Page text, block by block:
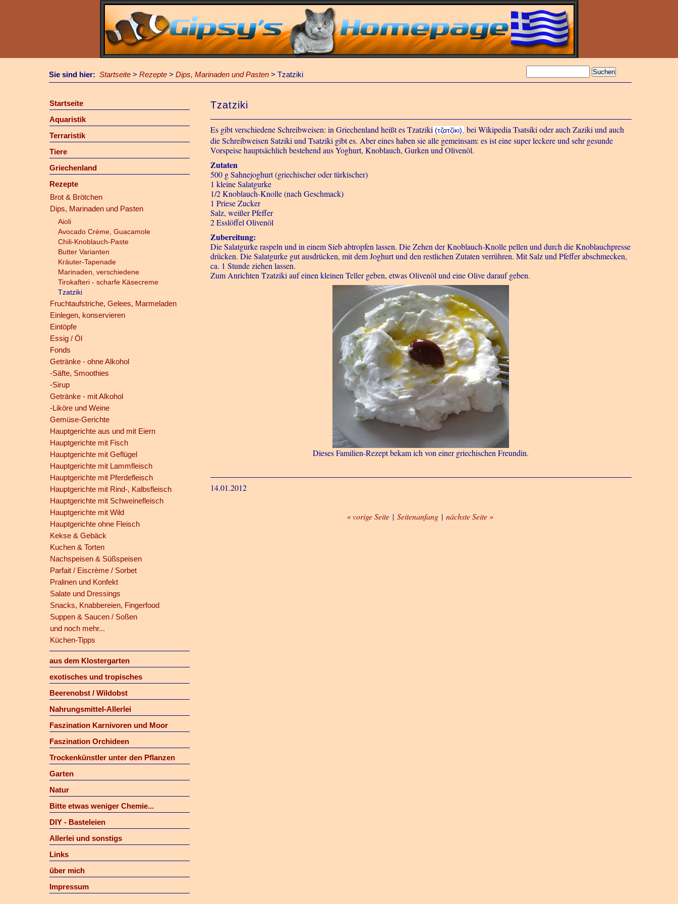
Sie sind hier: Startseite > Rezepte > Dips, Marinaden und Pasten > Tzatziki
Startseite
Aquaristik
Terraristik
Tiere
Griechenland
Rezepte
Brot & Brötchen
Dips, Marinaden und Pasten
Aioli
Avocado Créme, Guacamole
Chili-Knoblauch-Paste
Butter Varianten
Kräuter-Tapenade
Marinaden, verschiedene
Tirokafteri - scharfe Käsecreme
Tzatziki
Fruchtaufstriche, Gelees, Marmeladen
Einlegen, konservieren
Eintöpfe
Essig / Öl
Fonds
Getränke - ohne Alkohol
-Säfte, Smoothies
-Sirup
Getränke - mit Alkohol
-Liköre und Weine
Gemüse-Gerichte
Hauptgerichte aus und mit Eiern
Hauptgerichte mit Fisch
Hauptgerichte mit Geflügel
Hauptgerichte mit Lammfleisch
Hauptgerichte mit Pferdefleisch
Hauptgerichte mit Rind-, Kalbsfleisch
Hauptgerichte mit Schweinefleisch
Hauptgerichte mit Wild
Hauptgerichte ohne Fleisch
Kekse & Gebäck
Kuchen & Torten
Nachspeisen & Süßspeisen
Parfait / Eiscrème / Sorbet
Pralinen und Konfekt
Salate und Dressings
Snacks, Knabbereien, Fingerfood
Suppen & Saucen / Soßen
und noch mehr...
Küchen-Tipps
aus dem Klostergarten
exotisches und tropisches
Beerenobst / Wildobst
Nahrungsmittel-Allerlei
Faszination Karnivoren und Moor
Faszination Orchideen
Trockenkünstler unter den Pflanzen
Garten
Natur
Bitte etwas weniger Chemie...
DIY - Basteleien
Allerlei und sonstigs
Links
über mich
Impressum
Tzatziki
Es gibt verschiedene Schreibweisen: in Griechenland heißt es Tzatziki (τζατζίκι), bei Wikipedia Tsatsiki oder auch Zaziki und auch
die Schreibweisen Satziki und Tsatziki gibt es. Aber eines haben sie alle gemeinsam: es ist eine super leckere und sehr gesunde
Vorspeise hauptsächlich bestehend aus Yoghurt, Knoblauch, Gurken und Olivenöl.
Zutaten
500 g Sahnejoghurt (griechischer oder türkischer)
1 kleine Salatgurke
1/2 Knoblauch-Knolle (nach Geschmack)
1 Priese Zucker
Salz, weißer Pfeffer
2 Esslöffel Olivenöl
Zubereitung:
Die Salatgurke raspeln und in einem Sieb abtropfen lassen. Die Zehen der Knoblauch-Knolle pellen und durch die Knoblauchpresse
drücken. Die Salatgurke gut ausdrücken, mit dem Joghurt und den restlichen Zutaten verrühren. Mit Salz und Pfeffer abschmecken,
ca. 1 Stunde ziehen lassen.
Zum Anrichten Tzatziki auf einen kleinen Teller geben, etwas Olivenöl und eine Olive darauf geben.
Dieses Familien-Rezept bekam ich von einer griechischen Freundin.
14.01.2012
« vorige Seite | Seitenanfang | nächste Seite »